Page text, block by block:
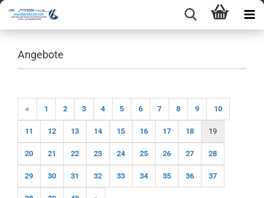
Angebote
« 1 2 3 4 5 6 7 8 9 10
11 12 13 14 15 16 17 18 19
20 21 22 23 24 25 26 27 28
29 30 31 32 33 34 35 36 37